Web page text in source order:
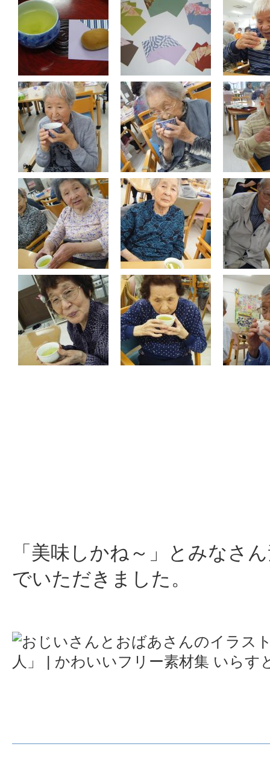
「美味しかね～」とみなさ
でいただきました。